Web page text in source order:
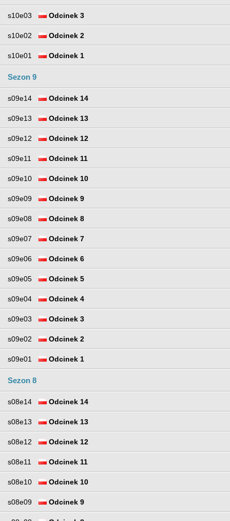
s10e03 Odcinek 3
s10e02 Odcinek 2
s10e01 Odcinek 1
Sezon 9
s09e14 Odcinek 14
s09e13 Odcinek 13
s09e12 Odcinek 12
s09e11 Odcinek 11
s09e10 Odcinek 10
s09e09 Odcinek 9
s09e08 Odcinek 8
s09e07 Odcinek 7
s09e06 Odcinek 6
s09e05 Odcinek 5
s09e04 Odcinek 4
s09e03 Odcinek 3
s09e02 Odcinek 2
s09e01 Odcinek 1
Sezon 8
s08e14 Odcinek 14
s08e13 Odcinek 13
s08e12 Odcinek 12
s08e11 Odcinek 11
s08e10 Odcinek 10
s08e09 Odcinek 9